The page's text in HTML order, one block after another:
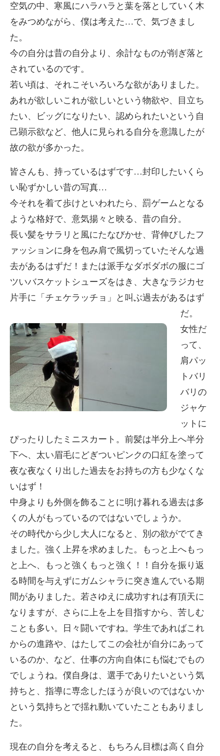
空気の中、寒風にハラハラと葉を落としていく木
をみつめながら、僕は考えた…で、気づきまし
た。
今の自分は昔の自分より、余計なものが削ぎ落と
されているのです。
若い頃は、それこそいろいろな欲がありました。
あれが欲しいこれが欲しいという物欲や、目立ち
たい、ビッグになりたい、認められたいという自
己顕示欲など、他人に見られる自分を意識したが
故の欲が多かった。
皆さんも、持っているはずです…封印したいくら
い恥ずかしい昔の写真…
今それを着て歩けといわれたら、罰ゲームとなる
ような格好で、意気揚々と映る、昔の自分。
長い髪をサラリと風にたなびかせ、背伸びしたフ
ァッションに身を包み肩で風切っていたそんな過
去があるはずだ！または派手なダボダボの服にゴ
ツいバスケットシューズをはき、大きなラジカセ
片手に「チェケラッチョ」と叫ぶ過去があるはず
だ。
女性だ
って、
肩パッ
トバリ
バリの
ジャケ
ットに
ぴったりしたミニスカート。前髪は半分上へ半分
下へ、太い眉毛にどぎついピンクの口紅を塗って
夜な夜なくり出した過去をお持ちの方も少なくな
いはず！
中身よりも外側を飾ることに明け暮れる過去は多
くの人がもっているのではないでしょうか。
その時代から少し大人になると、別の欲がでてき
ました。強く上昇を求めました。もっと上へもっ
と上へ、もっと強くもっと強く！！自分を振り返
る時間を与えずにガムシャラに突き進んでいる期
間がありました。若さゆえに成功すれは有頂天に
なりますが、さらに上を上を目指すから、苦しむ
ことも多い。日々闘いですね。学生であればこれ
からの進路や、はたしてこの会社が自分にあって
いるのか、など、仕事の方向自体にも悩むでもの
でしょうね。僕自身は、選手でありたいという気
持ちと、指導に専念したほうが良いのではないか
という気持ちとで揺れ動いていたこともありまし
た。
現在の自分を考えると、もちろん目標は高く自分